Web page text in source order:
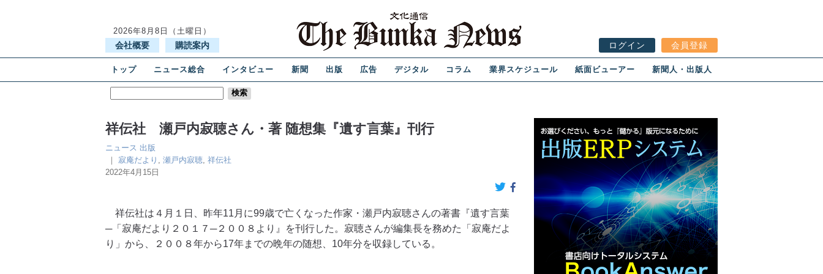
2026年8月8日（土曜日）
会社概要 購読案内 ログイン 会員登録
トップ ニュース総合 インタビュー 新聞 出版 広告 デジタル コラム 業界スケジュール 紙面ビューアー 新聞人・出版人
祥伝社 瀬戸内寂聴さん・著 随想集『遺す言葉』刊行
ニュース 出版
｜ 寂庵だより , 瀬戸内寂聴, 祥伝社
2022年4月15日
祥伝社は４月１日、昨年11月に99歳で亡くなった作家・瀬戸内寂聴さんの著書『遺す言葉
─「寂庵だより２０１７─２００８より』を刊行した。寂聴さんが編集長を務めた「寂庵だよ
り」から、２００８年から17年までの晩年の随想、10年分を収録している。